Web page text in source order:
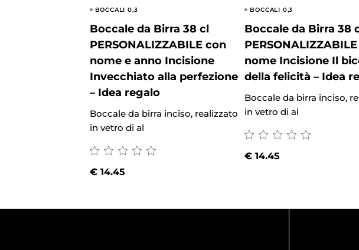
BOCCALI 0,3
Boccale da Birra 38 cl
PERSONALIZZABILE con
nome e anno Incisione
Invecchiato alla perfezione
– Idea regalo
Boccale da birra inciso, realizzato
in vetro di al
€14.45
BOCCALI 0,3
Boccale da Birra 38
nome Incisione Il
della felicità – Idea
Boccale da birra inciso,
in vetro di al
€ 14.45